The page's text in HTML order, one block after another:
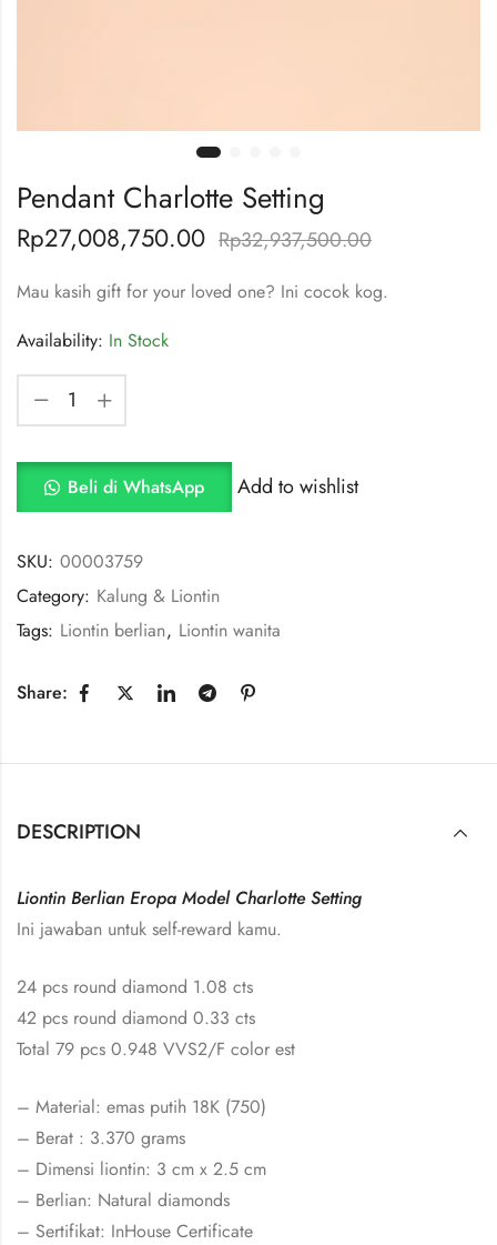
Pendant Charlotte Setting
Rp27,008,750.00 Rp32,937,500.00
Mau kasih gift for your loved one? Ini cocok kog.
Availability: In Stock
Beli di WhatsApp Add to wishlist
SKU: 00003759
Category: Kalung & Liontin
Tags: Liontin berlian, Liontin wanita
Share:
DESCRIPTION
Liontin Berlian Eropa Model Charlotte Setting
Ini jawaban untuk self-reward kamu.
24 pcs round diamond 1.08 cts
42 pcs round diamond 0.33 cts
Total 79 pcs 0.948 VVS2/F color est
– Material: emas putih 18K (750)
– Berat : 3.370 grams
– Dimensi liontin: 3 cm x 2.5 cm
– Berlian: Natural diamonds
– Sertifikat: InHouse Certificate